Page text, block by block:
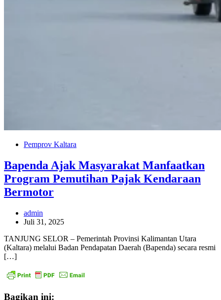
Pemprov Kaltara
Bapenda Ajak Masyarakat Manfaatkan
Program Pemutihan Pajak Kendaraan
Bermotor
admin
Juli 31, 2025
TANJUNG SELOR – Pemerintah Provinsi Kalimantan Utara
(Kaltara) melalui Badan Pendapatan Daerah (Bapenda) secara resmi
[…]
Bagikan ini: